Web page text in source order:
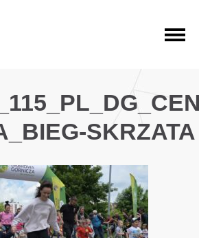
GŁÓWNEGO
SKRZATA